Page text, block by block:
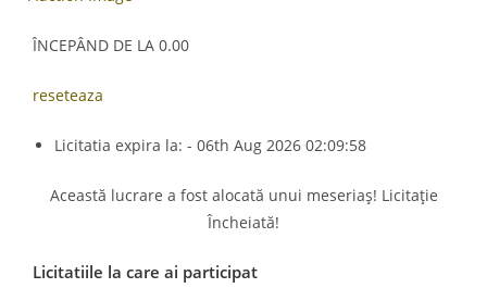
ÎNCEPÂND DE LA 0.00
reseteaza
Licitatia expira la: - 06th Aug 2026 02:09:58
Această lucrare a fost alocată unui meseriaș! Licitație
Încheiată!
Licitatiile la care ai participat